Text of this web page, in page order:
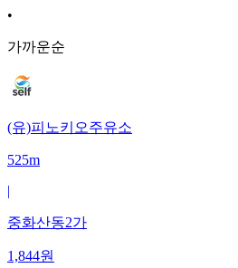
•
가까운순
(유)피노키오주유소
525m
|
중화산동2가
1,844원